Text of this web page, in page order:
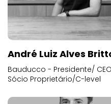
André Luiz Alves
Bauducco - Presidente/
Sócio Proprietário/C-level